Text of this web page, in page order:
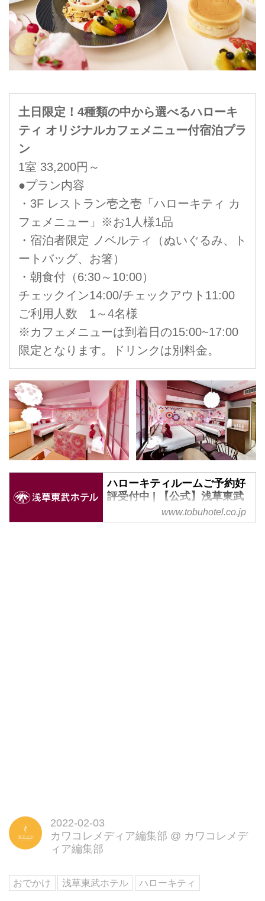
土日限定！4種類の中から選べるハローキ
ティ オリジナルカフェメニュー付宿泊プラ
ン
1室 33,200円～
●プラン内容
・3F レストラン壱之壱「ハローキティ カ
フェメニュー」※お1人様1品
・宿泊者限定 ノベルティ（ぬいぐるみ、ト
ートバッグ、お箸）
・朝食付（6:30～10:00）
チェックイン14:00/チェックアウト11:00
ご利用人数 1～4名様
※カフェメニューは到着日の15:00~17:00
限定となります。ドリンクは別料金。
ハローキティルームご予約好
評受付中 | 【公式】浅草東武
www.tobuhotel.co.jp
2022-02-03
カワコレメディア編集部 @ カワコレメデ
ィア編集部
おでかけ 浅草東武ホテル ハローキティ